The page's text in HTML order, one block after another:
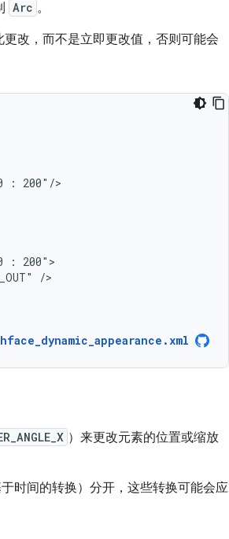
Arc 。
改，而不是立即更改值，否则可能会
:
:
）来更改元素的位置或缩放
时间的转换）分开，这些转换可能会应